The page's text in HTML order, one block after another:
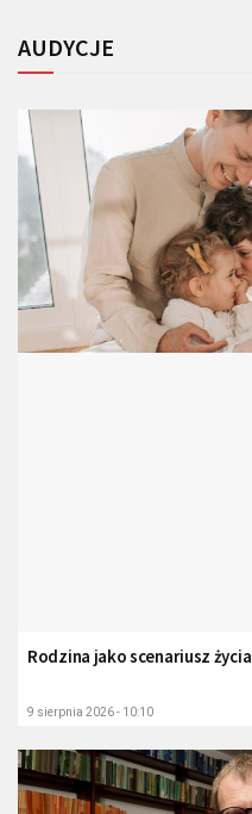
AUDYCJE
Rodzina jako scenariusz życia
9 sierpnia 2026 - 10:10